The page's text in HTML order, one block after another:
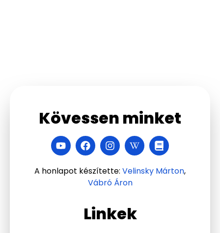
Linkek
Kövessen minket
A honlapot készítette: Velinsky Márton,
Vábró Áron